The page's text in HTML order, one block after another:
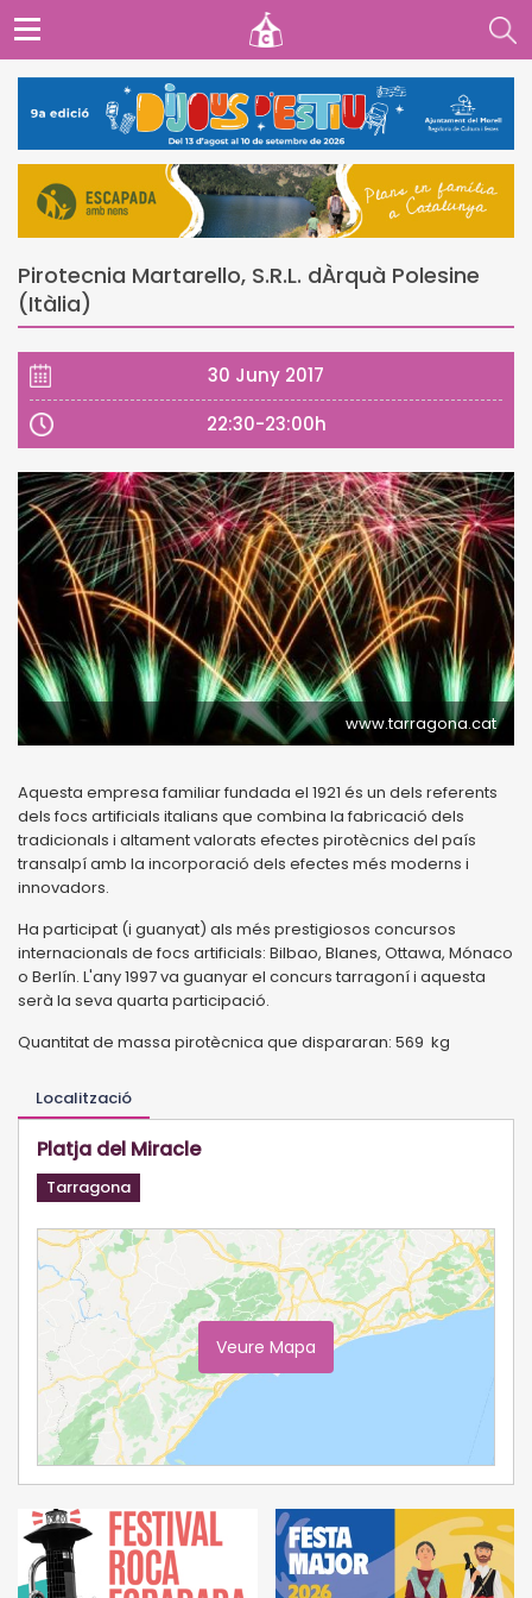
Pirotecnia Martarello, S.R.L. dÀrquà Polesine
(Itàlia)
30 Juny 2017
22:30-23:00h
www.tarragona.cat
Aquesta empresa familiar fundada el 1921 és un dels referents
dels focs artificials italians que combina la fabricació dels
tradicionals i altament valorats efectes pirotècnics del país
transalpí amb la incorporació dels efectes més moderns i
innovadors.
Ha participat (i guanyat) als més prestigiosos concursos
internacionals de focs artificials: Bilbao, Blanes, Ottawa, Mónaco
o Berlín. L'any 1997 va guanyar el concurs tarragoní i aquesta
serà la seva quarta participació.
Quantitat de massa pirotècnica que dispararan: 569 kg
Localització
Platja del Miracle
Tarragona
Veure Mapa